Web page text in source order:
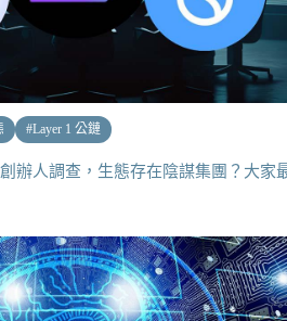
#Layer 1 公鏈
辦人調查，生態存在陰謀集團？大家